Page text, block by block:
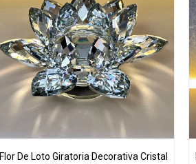
Flor De Loto Giratoria Decorativa Cristal